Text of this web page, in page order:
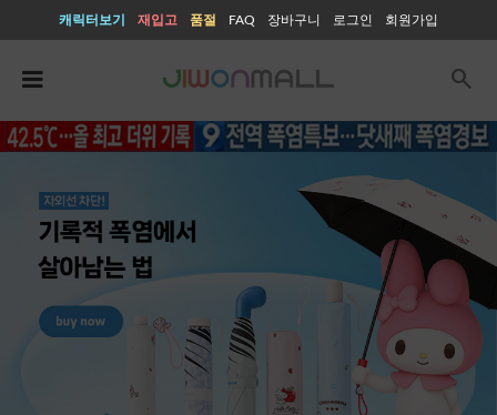
캐릭터보기 재입고 품절 FAQ 장바구니 로그인 회원가입
search